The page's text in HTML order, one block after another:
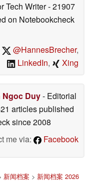
Tech Writer- 21907
on Notebookcheck
@HannesBrecher,
LinkedIn, Xing
Ngoc Duy- Editorial
articles published
since 2008
me via:
Facebook
新闻档案 > 新闻档案 2026